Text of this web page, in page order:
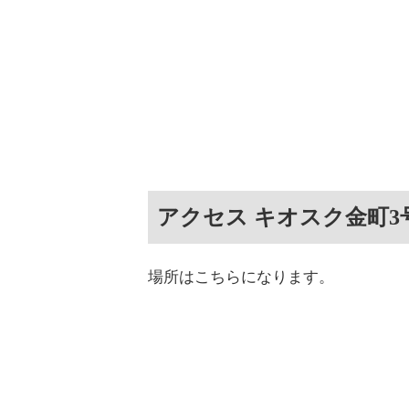
アクセス キオスク金町3
場所はこちらになります。